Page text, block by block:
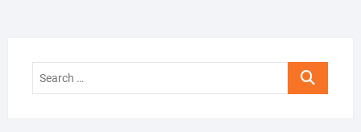
Search